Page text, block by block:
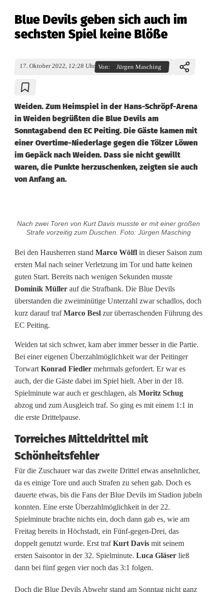
Blue Devils geben sich auch im
sechsten Spiel keine Blöße
17. Oktober 2022, 12:28 Uhr Von: Jürgen Masching
Weiden. Zum Heimspiel in der Hans-Schröpf-Arena
in Weiden begrüßten die Blue Devils am
Sonntagabend den EC Peiting. Die Gäste kamen mit
einer Overtime-Niederlage gegen die Tölzer Löwen
im Gepäck nach Weiden. Dass sie nicht gewillt
waren, die Punkte herzuschenken, zeigten sie auch
von Anfang an.
u
e
D
e
v
i
l
s
g
e
b
e
n
s
i
c
h
a
u
Nach zwei Toren von Kurt Davis musste er mit einer großen
Strafe vorzeitig zum Duschen. Foto: Jürgen Masching
Bei den Hausherren stand Marco Wölfl in dieser Saison zum
ersten Mal nach seiner Verletzung im Tor und hatte keinen
guten Start. Bereits nach wenigen Sekunden musste
Dominik Müller auf die Strafbank. Die Blue Devils
überstanden die zweiminütige Unterzahl zwar schadlos, doch
kurz darauf trafMarco Besl zur überraschenden Führung des
EC Peiting.
Weiden tat sich schwer, kam aber immer besser in die Partie.
Bei einer eigenen Überzahlmöglichkeit war der Peitinger
Torwart Konrad Fiedler mehrmals gefordert. Er war es
auch, der die Gäste dabei im Spiel hielt. Aber in der 18.
Spielminute war auch er geschlagen, als Moritz Schug
abzog und zum Ausgleich traf. So ging es mit einem 1:1 in
die erste Drittelpause.
Torreiches Mitteldrittel mit
Schönheitsfehler
Für die Zuschauer war das zweite Drittel etwas ansehnlicher,
da es einige Tore und auch Strafen zu sehen gab. Doch es
dauerte etwas, bis die Fans der Blue Devils im Stadion jubeln
konnten. Eine erste Überzahlmöglichkeit in der 22.
Spielminute brachte nichts ein, doch dann gab es, wie am
Freitag bereits in Höchstadt, ein Fünf-gegen-Drei, das
doppelt genutzt wurde. Erst trafKurt Davis mit seinem
ersten Saisontor in der 32. Spielminute. Luca Gläser ließ
dann bei fünf gegen vier noch das 3:1 folgen.
Doch die Blue Devils Abwehr stand am Sonntag nicht ganz